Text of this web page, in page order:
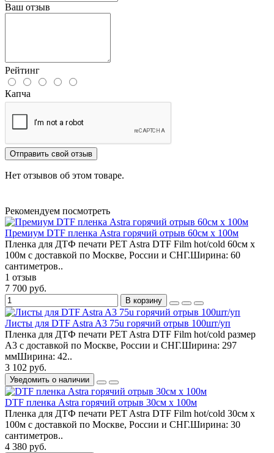
Ваш отзыв
Рейтинг
Капча
Отправить свой отзыв
Нет отзывов об этом товаре.
Рекомендуем посмотреть
Премиум DTF пленка Astra горячий отрыв 60см х 100м
Пленка для ДТФ печати PET Astra DTF Film hot/cold 60см х
100м с доставкой по Москве, России и СНГ.Ширина: 60
сантиметров..
1 отзыв
7 700 руб.
В корзину
Листы для DTF Astra A3 75u горячий отрыв 100шт/уп
Пленка для ДТФ печати PET Astra DTF Film hot/cold размер
А3 с доставкой по Москве, России и СНГ.Ширина: 297
ммШирина: 42..
3 102 руб.
Уведомить о наличии
DTF пленка Astra горячий отрыв 30см х 100м
Пленка для ДТФ печати PET Astra DTF Film hot/cold 30см х
100м с доставкой по Москве, России и СНГ.Ширина: 30
сантиметров..
4 380 руб.